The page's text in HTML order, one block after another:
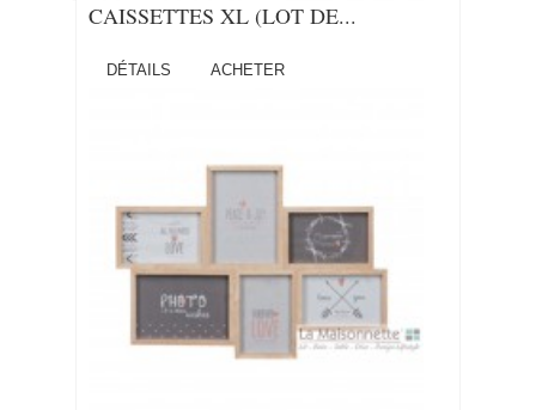
CAISSETTES XL (LOT DE...
DÉTAILS ACHETER